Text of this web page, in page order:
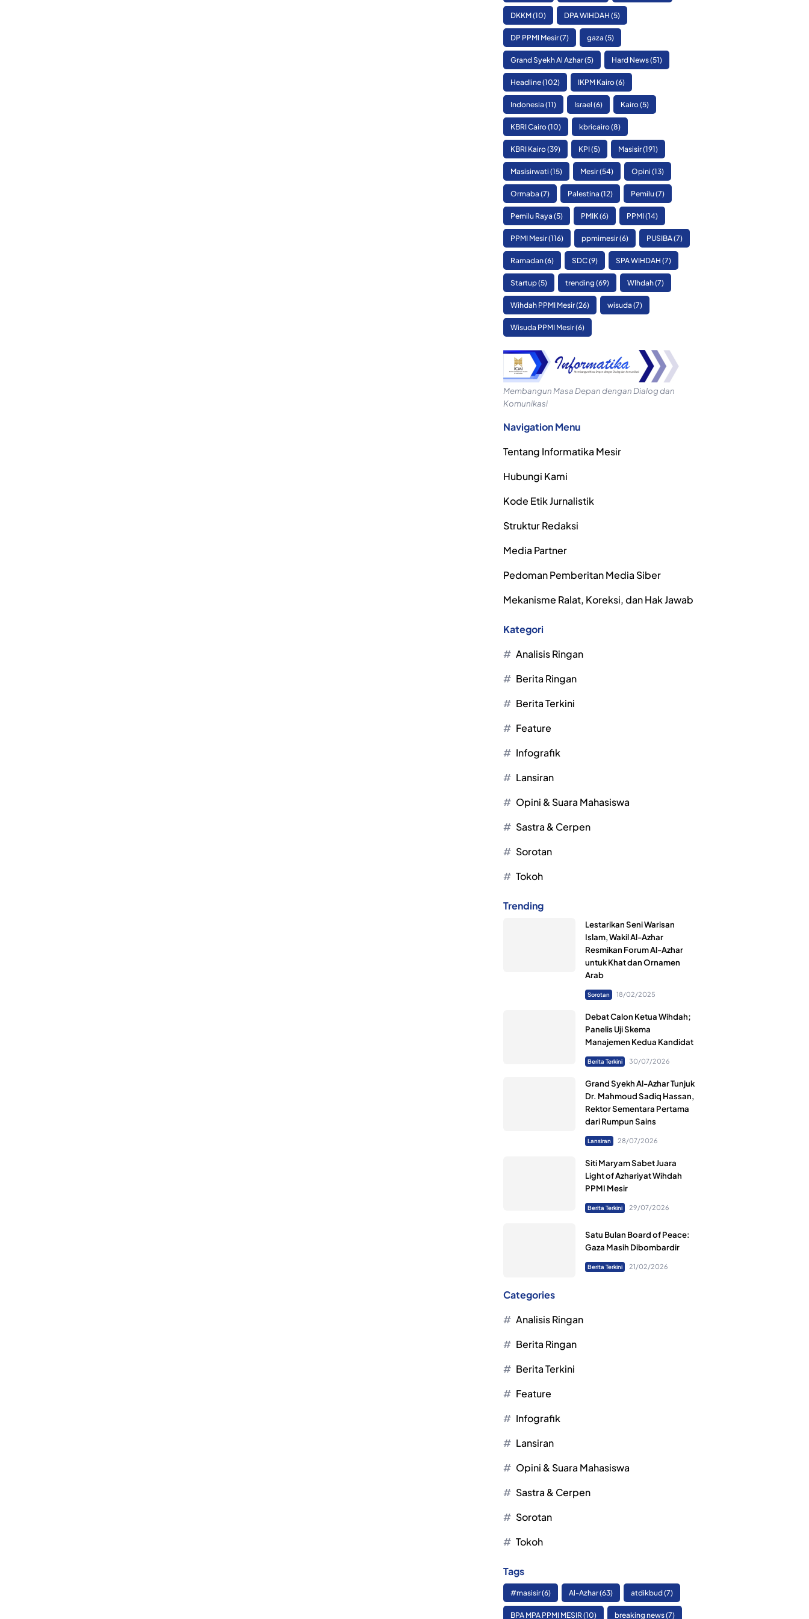
DKKM(10) DPA WIHDAH (5)
DP PPMI Mesir(7) gaza (5)
Grand Syekh Al Azhar(5) Hard News(51)
Headline(102) IKPM Kairo(6)
Indonesia (11) Israel (6) Kairo(5)
KBRI Cairo(10) kbricairo(8)
KBRI Kairo(39) KPI(5) Masisir(191)
Masisirwati (15) Mesir(54) Opini (13)
Ormaba (7) Palestina (12) Pemilu (7)
Pemilu Raya (5) PMIK(6) PPMI(14)
PPMI Mesir(116) ppmimesir(6) PUSIBA(7)
Ramadan(6) SDC(9) SPA WIHDAH (7)
Startup(5) trending (69) WIhdah(7)
Wihdah PPMI Mesir(26) wisuda (7)
Wisuda PPMI Mesir(6)
Membangun Masa Depan dengan Dialog dan
Komunikasi
Navigation Menu
Tentang Informatika Mesir
Hubungi Kami
Kode Etik Jurnalistik
Struktur Redaksi
Media Partner
Pedoman Pemberitan Media Siber
Mekanisme Ralat, Koreksi, dan Hak Jawab
Kategori
Analisis Ringan
Berita Ringan
Berita Terkini
Feature
Infografik
Lansiran
Opini & Suara Mahasiswa
Sastra & Cerpen
Sorotan
Tokoh
Trending
Lestarikan Seni Warisan
Islam, Wakil Al-Azhar
Resmikan Forum Al-Azhar
untuk Khat dan Ornamen
Arab
Sorotan 18/02/2025
Debat Calon Ketua Wihdah;
Panelis Uji Skema
Manajemen Kedua Kandidat
Berita Terkini 30/07/2026
Grand Syekh Al-Azhar Tunjuk
Dr. Mahmoud Sadiq Hassan,
Rektor Sementara Pertama
dari Rumpun Sains
Lansiran 28/07/2026
Siti Maryam Sabet Juara
Light of Azhariyat Wihdah
PPMI Mesir
Berita Terkini 29/07/2026
Satu Bulan Board of Peace:
Gaza Masih Dibombardir
Berita Terkini 21/02/2026
Categories
Analisis Ringan
Berita Ringan
Berita Terkini
Feature
Infografik
Lansiran
Opini & Suara Mahasiswa
Sastra & Cerpen
Sorotan
Tokoh
Tags
#masisir(6) Al-Azhar(63) atdikbud(7)
BPA MPA PPMI MESIR(10) breaking news(7)